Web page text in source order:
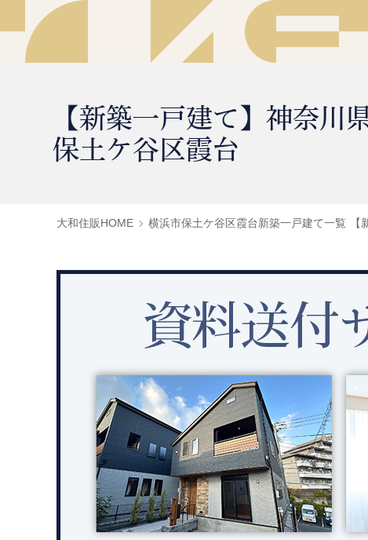
【新築一戸建て】神奈川
保土ケ谷区霞台
大和住販HOME 横浜市保土ケ谷区霞台新築一戸建て一覧